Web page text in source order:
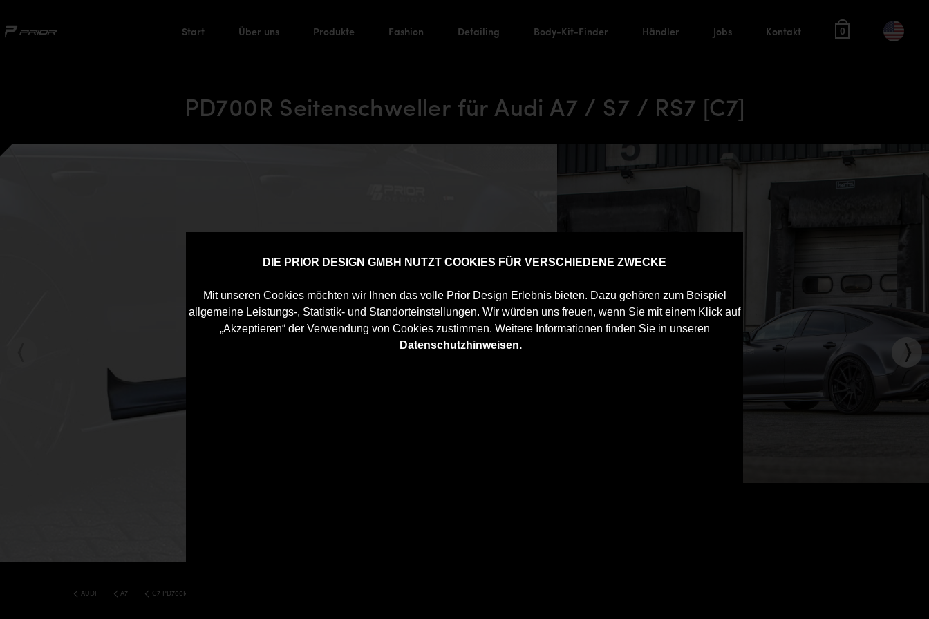
DIE PRIOR DESIGN GMBH NUTZT COOKIES FÜR VERSCHIEDENE ZWECKE
Mit unseren Cookies möchten wir Ihnen das volle Prior Design Erlebnis bieten. Dazu gehören zum Beispiel
allgemeine Leistungs-, Statistik- und Standorteinstellungen. Wir würden uns freuen, wenn Sie mit einem Klick auf
„Akzeptieren“ der Verwendung von Cookies zustimmen. Weitere Informationen finden Sie in unseren
Datenschutzhinweisen.
Start Über uns Produkte Fashion Detailing Body-Kit-Finder Händler Jobs Kontakt 0
PD700R Seitenschweller für Audi A7 / S7 / RS7 [C7]
AUDI A7 C7 PD700R WIDEBODY AERODYNAMIK KIT